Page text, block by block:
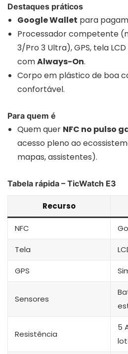
Destaques práticos
Google Wallet para
Processador competente
3/Pro 3 Ultra), GPS, tela
comAlways-On.
Corpo em plástico de boa
confortável.
Para quem é
Quem quer NFC no pulso
acesso pleno ao
mapas, assistentes).
Tabela rápida – TicWatch E3
Recurso
NFC
Tela
GPS
Sensores
Resistência
5